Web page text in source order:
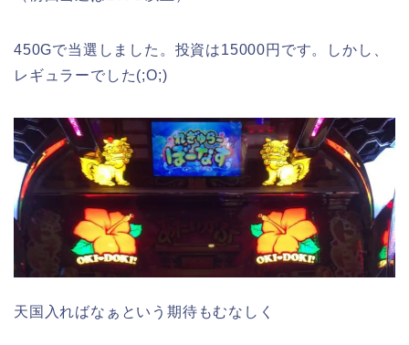
450Gで当選しました。投資は15000円です。しかし、
レギュラーでした(;O;)
天国入ればなぁという期待もむなしく